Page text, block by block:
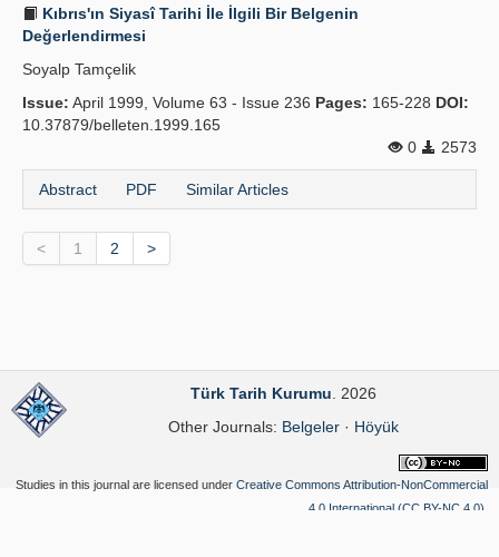
Kıbrıs'ın Siyasî Tarihi İle İlgili Bir Belgenin
Değerlendirmesi
Soyalp Tamçelik
Issue: April 1999, Volume 63 - Issue 236 Pages: 165-228 DOI:
10.37879/belleten.1999.165
0
2573
Abstract PDF Similar Articles
< 1 2 >
Türk Tarih Kurumu . 2026
Other Journals: Belgeler· Höyük
Studies in this journal are licensed under Creative Commons Attribution-NonCommercial
4.0 International (CC BY-NC 4.0)